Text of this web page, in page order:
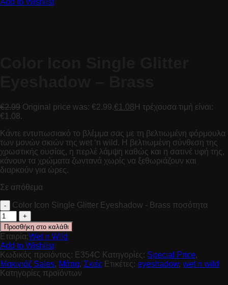
Add to Wishlist
€2.99 Original price was: €2.99.€1.08 Η τρέχουσα τιμή είναι:
€1.08.
Κάντε εντυπωσιακό το βλέμμα σας με τη βελτιωμένη φόρμουλα
των μονών σκιών της wet ‘n wild. Η βελτιωμένη σύνθεση της
χρωστικής ουσίας, η περλέ λάμψη καθώς και η σατινέ υφή της,
κάνουν τα χρώματα ζωντανά χωρίς να ξεθωριάζουν και
διαρκούν για ώρες.
Σε απόθεμα
Color Icon Single Glitter Eyeshadow - Brass ποσότητα
Προσθήκη στο καλάθι
Εταιρία:Wet n Wild
Add to Wishlist
Κωδικός προϊόντος: E354C Κατηγορίες: Special Price,
Μακιγιάζ Sales, Μάτια, Σκιές Ετικέτες: eyeshadow, wet n wild
Κατηγορίες προϊόντων